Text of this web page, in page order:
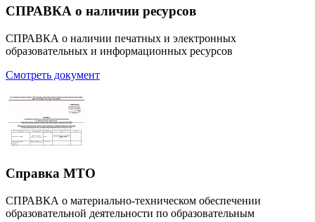
СПРАВКА о наличии ресурсов
СПРАВКА о наличии печатных и электронных
образовательных и информационных ресурсов
Смотреть документ
Справка МТО
СПРАВКА о материально-техническом обеспечении
образовательной деятельности по образовательным